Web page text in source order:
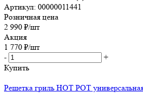
Артикул: 00000011441
Розничная цена
2 990 ₽/шт
Акция
1 770 ₽/шт
-
+
Купить
Решетка гриль HOT POT